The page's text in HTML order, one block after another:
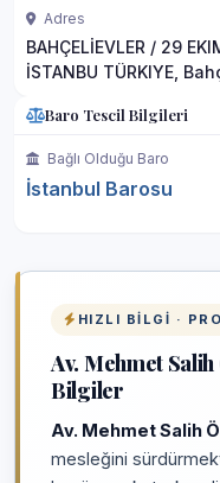
Adres
BAHÇELİEVLER / 29
İSTANBU TÜRKIYE,
Baro Tescil Bilgileri
Bağlı Olduğu Baro
İstanbul Barosu
HIZLI BILGI ·
Av. Mehmet
Bilgiler
Av. Mehmet Salih
mesleğini